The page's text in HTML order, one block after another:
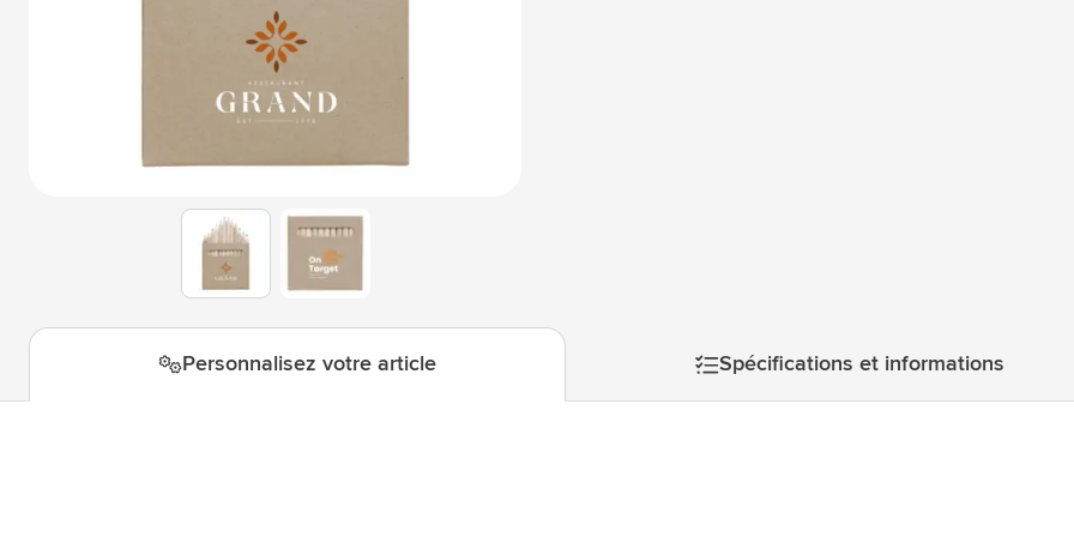
Afficher le sous-menu pour la catégorie Technologie & gadgets
Afficher le sous-menu pour la catégorie Giveaways
Afficher le sous-menu pour la catégorie Écriture
Afficher le sous-menu pour la catégorie Bureau
Afficher le sous-menu pour la catégorie Outdoor & Loisirs
Afficher le sous-menu pour la catégorie Outils & Déplacements
View larger imageView larger image
Personnalisez votre article Spécifications et informations